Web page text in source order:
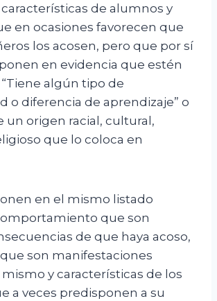
de alumnos y
en ocasiones favorecen que
los acosen, pero que por sí
en evidencia que estén
algún tipo de
o diferencia de aprendizaje” o
un origen racial, cultural,
que lo coloca en
en el mismo listado
que son
de que haya acoso,
son manifestaciones
y características de los
a veces predisponen a su